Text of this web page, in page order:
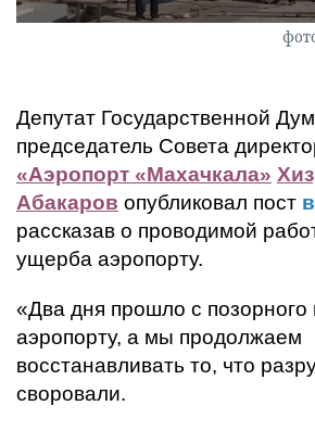
или через соц.
Депутат Государственной
председатель Совета
«Аэропорт «Махачкала»
Абакаров опубликовал пост
рассказав о проводимой
ущерба аэропорту.
«Два дня прошло с позорного
аэропорту, а мы продолжаем
восстанавливать то, что
своровали.